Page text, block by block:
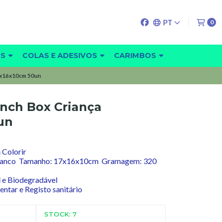
PT 0
COLAS E ADESIVOS CARIMBOS
50un
Box Criança
Colorir
Tamanho: 17x16x10cm Gramagem: 320
e Biodegradável
e Registo sanitário
STOCK: 7